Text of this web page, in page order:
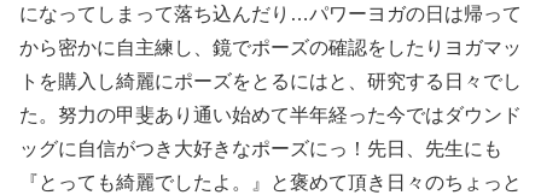
になってしまって落ち込んだり…パワーヨガの日は帰って
から密かに自主練し、鏡でポーズの確認をしたりヨガマッ
トを購入し綺麗にポーズをとるにはと、研究する日々でし
た。努力の甲斐あり通い始めて半年経った今ではダウンド
ッグに自信がつき大好きなポーズにっ！先日、先生にも
『とっても綺麗でしたよ。』と褒めて頂き日々のちょっと